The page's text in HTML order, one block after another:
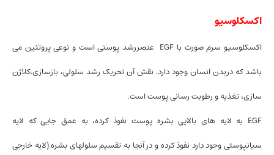
اکسکلوسیو
اکسکلوسیو سرم صورت با EGF عنصررشد پوستی است و نوعی پروتئین می
باشد که دربدن انسان وجود دارد. نقش آن تحریک رشد سلولی، بازسازی،کلاژن
سازی، تغذیه و رطوبت رسانی پوست است.
EGF به لایه های بالایی بشره پوست نفوذ کرده، به عمق جایی که لایه
سیانپوستی وجود دارد نفوذ کرده و در آنجا به تقسیم سلولهای بشره (لایه خارجی